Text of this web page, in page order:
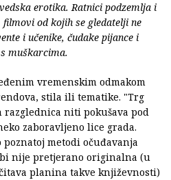
erotika. Ratnici podzemlja i
od kojih se gledatelji ne
i učenike, čudake pijance i
muškarcima.
vremenskim odmakom
stila ili tematike. "Trg
niti pokušava pod
zaboravljeno lice grada.
metodi očuđavanja
nije pretjerano originalna (u
planina takve književnosti)